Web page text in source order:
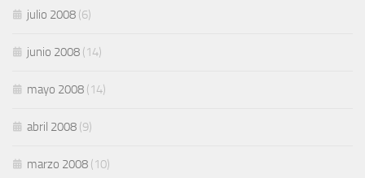
julio 2008 (6)
junio 2008 (14)
mayo 2008 (14)
abril 2008 (9)
marzo 2008 (10)